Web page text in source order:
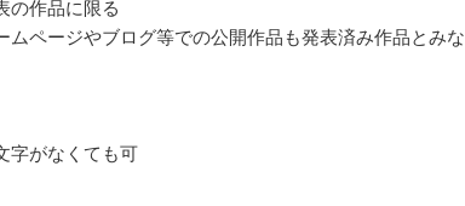
の作品に限る
ページやブログ等での公開作品も発表済み作品とみな
字がなくても可